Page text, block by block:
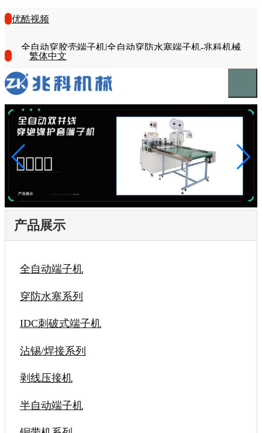
优酷视频
全自动穿胶壳端子机|全自动穿防水塞端子机-兆科机械
繁体中文
产品展示
全自动端子机
穿防水塞系列
IDC刺破式端子机
沾锡/焊接系列
剥线压接机
半自动端子机